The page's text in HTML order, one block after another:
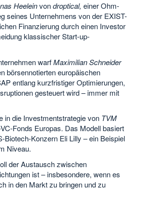
Heeleinvondroptical, einer Ohm-
seines Unternehmens von der EXIST-
Finanzierung durch einen Investor
klassischer Start-up-
warfMaximilian Schneider
börsennotierten europäischen
entlang kurzfristiger Optimierungen,
gesteuert wird – immer mit
in die Investmentstrategie von TVM
Fonds Europas. Das Modell basiert
Konzern Eli Lilly – ein Beispiel
Niveau.
der Austausch zwischen
ist – insbesondere, wenn es
in den Markt zu bringen und zu